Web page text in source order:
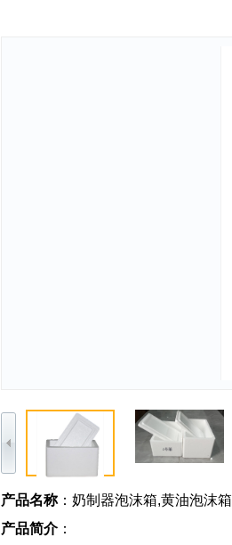
产品名称：奶制器泡沫箱,黄油泡沫箱
产品简介：